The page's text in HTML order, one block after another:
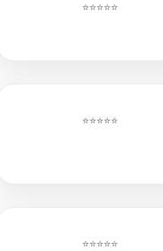
⭐⭐⭐⭐⭐
⭐⭐⭐⭐⭐
⭐⭐⭐⭐⭐